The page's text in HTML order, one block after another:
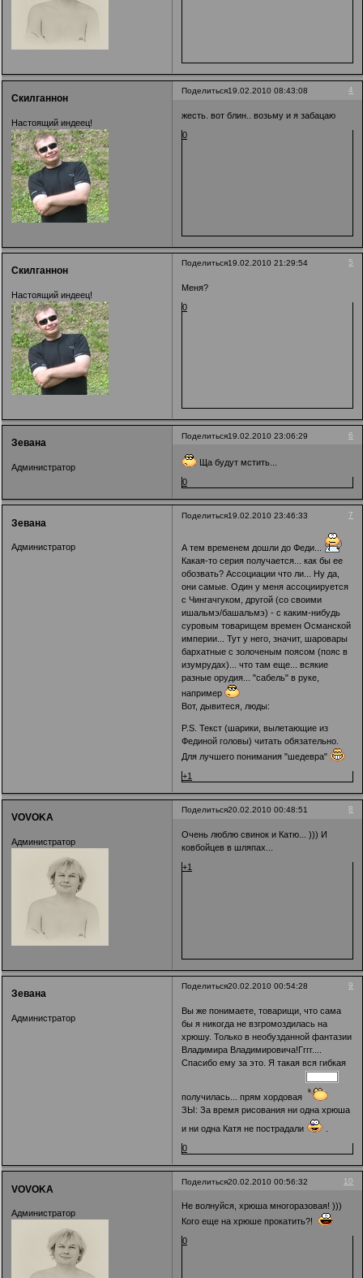
Поделиться 4
19.02.2010 08:43:08
Скилганнон
Настоящий индеец!
жесть. вот блин.. возьму и я забацаю
0
Поделиться 5
19.02.2010 21:29:54
Скилганнон
Настоящий индеец!
Меня?
0
Поделиться 6
19.02.2010 23:06:29
Зевана
Администратор
Ща будут мстить...
0
Поделиться 7
19.02.2010 23:46:33
Зевана
Администратор
А тем временем дошли до Феди...
Какая-то серия получается... как бы ее
обозвать? Ассоциации что ли... Ну да,
они самые. Один у меня ассоциируется
с Чингачгуком, другой (со своими
ишальмэ/башальмэ) - с каким-нибудь
суровым товарищем времен Османской
империи... Тут у него, значит, шаровары
бархатные с золоченым поясом (пояс в
изумрудах)... что там еще... всякие
разные орудия... "сабель" в руке,
например
Вот, дывитеся, люды:
P.S. Текст (шарики, вылетающие из
Фединой головы) читать обязательно.
Для лучшего понимания "шедевра"
+1
Поделиться 8
20.02.2010 00:48:51
VOVOKA
Администратор
Очень люблю свинок и Катю... ))) И
ковбойцев в шляпах...
+1
Поделиться 9
20.02.2010 00:54:28
Зевана
Администратор
Вы же понимаете, товарищи, что сама
бы я никогда не взгромоздилась на
хрюшу. Только в необузданной фантазии
Владимира Владимировича!Гггг....
Спасибо ему за это. Я такая вся гибкая
получилась... прям хордовая
ЗЫ: За время рисования ни одна хрюша
и ни одна Катя не пострадали
0
Поделиться 10
20.02.2010 00:56:32
VOVOKA
Администратор
Не волнуйся, хрюша многоразовая! )))
Кого еще на хрюше прокатить?!
0